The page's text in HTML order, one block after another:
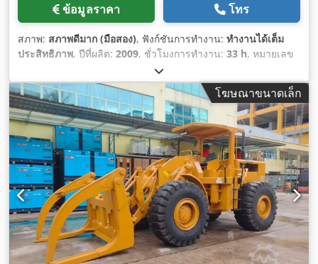
ข้อมูลราคา โทร
สภาพ: สภาพดีมาก (มือสอง), ฟังก์ชันการทำงาน: ทำงานได้เต็ม
ประสิทธิภาพ, ปีที่ผลิต: 2009, ชั่วโมงการทำงาน: 33 h, หมายเลข
CAT00D7GLC7G01263
โฆษณาขนาดเล็ก